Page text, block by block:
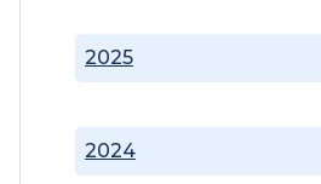
2024
2025